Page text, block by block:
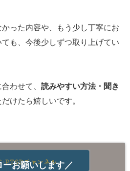
った内容や、もう少し丁寧にお
も、今後少しずつ取り上げてい
わせて、 読みやすい方法・聞き
けたら嬉しいです。
ーお願いします／